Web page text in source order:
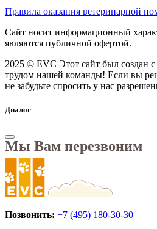
Правила оказания ветеринарной
Сайт носит информационный
являются публичной офертой.
2025 © EVC Этот сайт был создан
трудом нашей команды! Если вы
не забудьте спросить у нас
Диалог
Мы Вам перезвоним
Позвонить: +7 (495) 180-30-30